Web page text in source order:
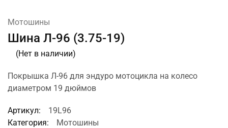
Мотошины
Шина Л-96 (3.75-19)
(Нет в наличии)
Покрышка Л-96 для эндуро мотоцикла на колесо
диаметром 19 дюймов
Артикул:
19L96
Категория:
Мотошины